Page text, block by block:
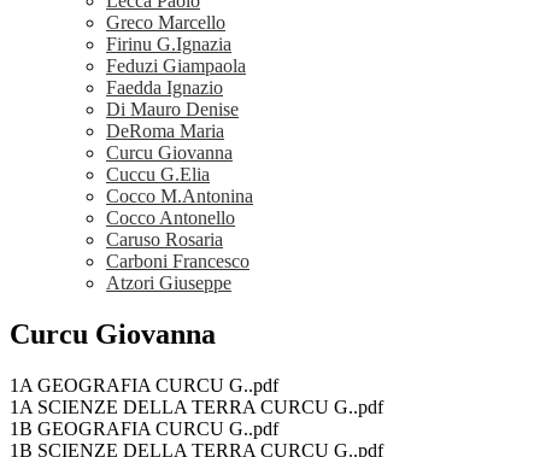
Greco Marcello
Firinu G.Ignazia
Feduzi Giampaola
Faedda Ignazio
Di Mauro Denise
DeRoma Maria
Curcu Giovanna
Cuccu G.Elia
Cocco M.Antonina
Cocco Antonello
Caruso Rosaria
Carboni Francesco
Atzori Giuseppe
Curcu Giovanna
1A GEOGRAFIA CURCU G..pdf
1A SCIENZE DELLA TERRA CURCU G..pdf
1B GEOGRAFIA CURCU G..pdf
1B SCIENZE DELLA TERRA CURCU G..pdf